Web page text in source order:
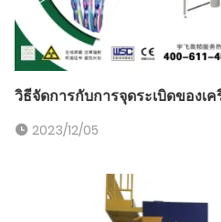
วิธีจัดการกับการจุดระเบิดของเ
2023/12/05